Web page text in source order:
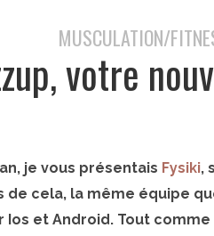
MUSCULATION/
votre
je vous présentais Fysiki,
cela, la même équipe
et Android. Tout